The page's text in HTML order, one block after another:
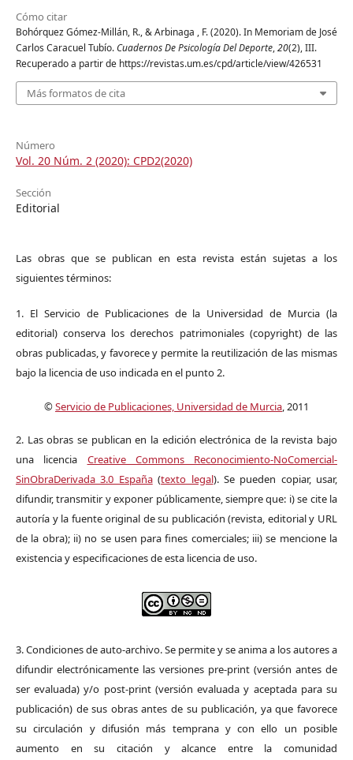
Cómo citar
Bohórquez Gómez-Millán, R., & Arbinaga , F. (2020). In Memoriam de José
Carlos Caracuel Tubío.Cuadernos De Psicología Del Deporte,20(2), III.
Recuperado a partir de https://revistas.um.es/cpd/article/view/426531
Más formatos de cita
Número
Vol. 20 Núm. 2 (2020): CPD2(2020)
Sección
Editorial
Las obras que se publican en esta revista están sujetas a los
siguientes términos:
1. El Servicio de Publicaciones de la Universidad de Murcia (la
editorial) conserva los derechos patrimoniales (copyright) de las
obras publicadas, y favorece y permite la reutilización de las mismas
bajo la licencia de uso indicada en el punto 2.
©Servicio de Publicaciones, Universidad de Murcia, 2011
2. Las obras se publican en la edición electrónica de la revista bajo
una licencia Creative Commons Reconocimiento-NoComercial-
SinObraDerivada 3.0 España(texto legal). Se pueden copiar, usar,
difundir, transmitir y exponer públicamente, siempre que: i) se cite la
autoría y la fuente original de su publicación (revista, editorial y URL
de la obra); ii) no se usen para fines comerciales; iii) se mencione la
existencia y especificaciones de esta licencia de uso.
3. Condiciones de auto-archivo. Se permite y se anima a los autores a
difundir electrónicamente las versiones pre-print (versión antes de
ser evaluada) y/o post-print (versión evaluada y aceptada para su
publicación) de sus obras antes de su publicación, ya que favorece
su circulación y difusión más temprana y con ello un posible
aumento en su citación y alcance entre la comunidad